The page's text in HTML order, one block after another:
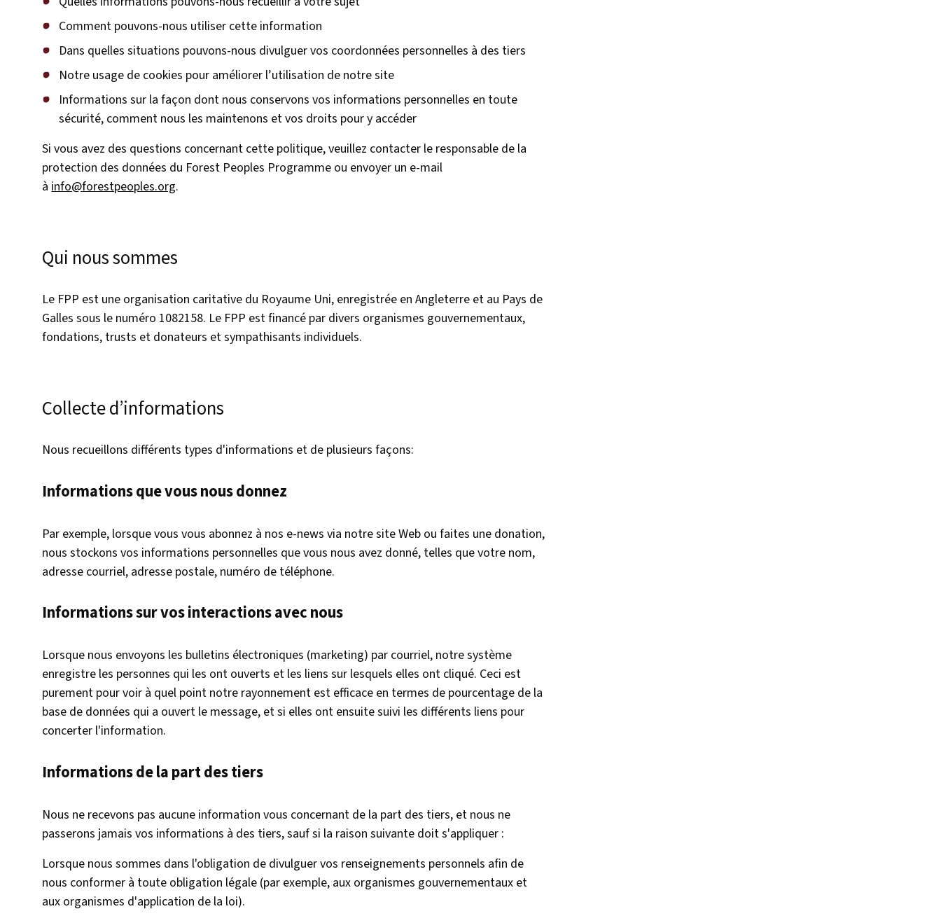
Comment pouvons-nous utiliser cette information
Dans quelles situations pouvons-nous divulguer vos coordonnées personnelles à des tiers
Notre usage de cookies pour améliorer l’utilisation de notre site
Informations sur la façon dont nous conservons vos informations personnelles en toute
sécurité, comment nous les maintenons et vos droits pour y accéder
Si vous avez des questions concernant cette politique, veuillez contacter le responsable de la
protection des données du Forest Peoples Programme ou envoyer un e-mail
àinfo@forestpeoples.org.
Qui nous sommes
Le FPP est une organisation caritative du Royaume Uni, enregistrée en Angleterre et au Pays de
Galles sous le numéro 1082158. Le FPP est financé par divers organismes gouvernementaux,
fondations, trusts et donateurs et sympathisants individuels.
Collecte d’informations
Nous recueillons différents types d'informations et de plusieurs façons:
Informations que vous nous donnez
Par exemple, lorsque vous vous abonnez à nos e-news via notre site Web ou faites une donation,
nous stockons vos informations personnelles que vous nous avez donné, telles que votre nom,
adresse courriel, adresse postale, numéro de téléphone.
Informations sur vos interactions avec nous
Lorsque nous envoyons les bulletins électroniques (marketing) par courriel, notre système
enregistre les personnes qui les ont ouverts et les liens sur lesquels elles ont cliqué. Ceci est
purement pour voir à quel point notre rayonnement est efficace en termes de pourcentage de la
base de données qui a ouvert le message, et si elles ont ensuite suivi les différents liens pour
concerter l'information.
Informations de la part des tiers
Nous ne recevons pas aucune information vous concernant de la part des tiers, et nous ne
passerons jamais vos informations à des tiers, sauf si la raison suivante doit s'appliquer :
Lorsque nous sommes dans l'obligation de divulguer vos renseignements personnels afin de
nous conformer à toute obligation légale (par exemple, aux organismes gouvernementaux et
aux organismes d'application de la loi).